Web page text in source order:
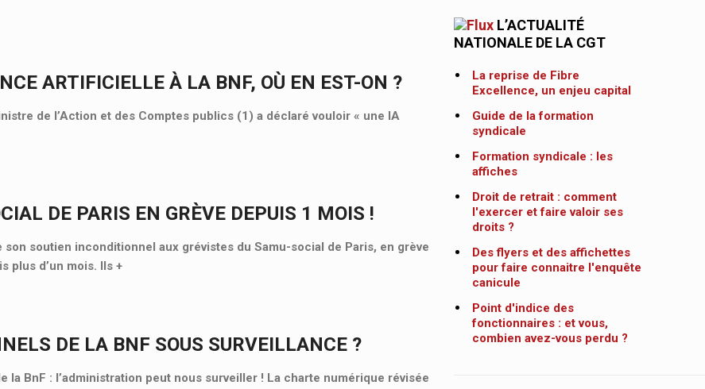
ARTIFICIELLE À LA BNF, OÙ EN EST-ON ?
de l’Action et des Comptes publics (1) a déclaré vouloir « une IA
DE PARIS EN GRÈVE DEPUIS 1 MOIS !
son soutien inconditionnel aux grévistes du Samu-social de Paris, en grève
plus d’un mois. Ils +
DE LA BNF SOUS SURVEILLANCE ?
la BnF : l’administration peut nous surveiller ! La charte numérique révisée
L’ACTUALITÉ
NATIONALE DE LA CGT
La reprise de Fibre
Excellence, un enjeu capital
Guide de la formation
syndicale
Formation syndicale : les
affiches
Droit de retrait : comment
l'exercer et faire valoir ses
droits ?
Des flyers et des affichettes
pour faire connaitre l'enquête
canicule
Point d'indice des
fonctionnaires : et vous,
combien avez-vous perdu ?